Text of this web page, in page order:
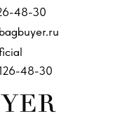
48-30
48-30